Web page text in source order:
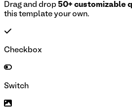
Drag and drop 50+ customizable
this template your own.
Checkbox
Switch